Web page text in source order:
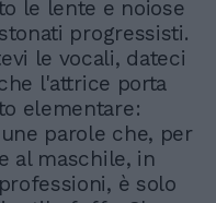
le lente e noiose
progressisti.
le vocali, dateci
l'attrice porta
elementare:
parole che, per
al maschile, in
è solo